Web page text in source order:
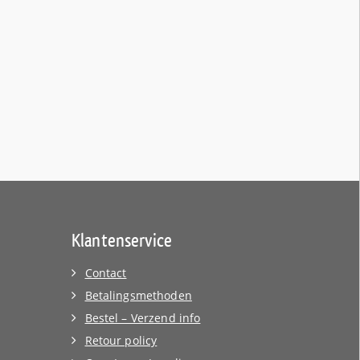
Klantenservice
Contact
Betalingsmethoden
Bestel – Verzend info
Retour policy